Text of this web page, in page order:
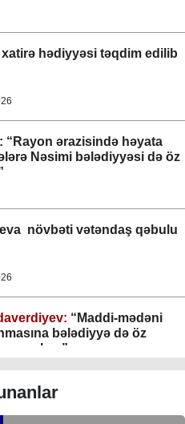
xatirə hədiyyəsi təqdim edilib
: “Rayon ərazisində həyata
Nəsimi bələdiyyəsi də öz
növbəti vətəndaş qəbulu
“Maddi-mədəni
bələdiyyə də öz
çalışır”
sakinlərlə növbəti
keçirilib
bələdiyyəsi
bələdiyyəsi